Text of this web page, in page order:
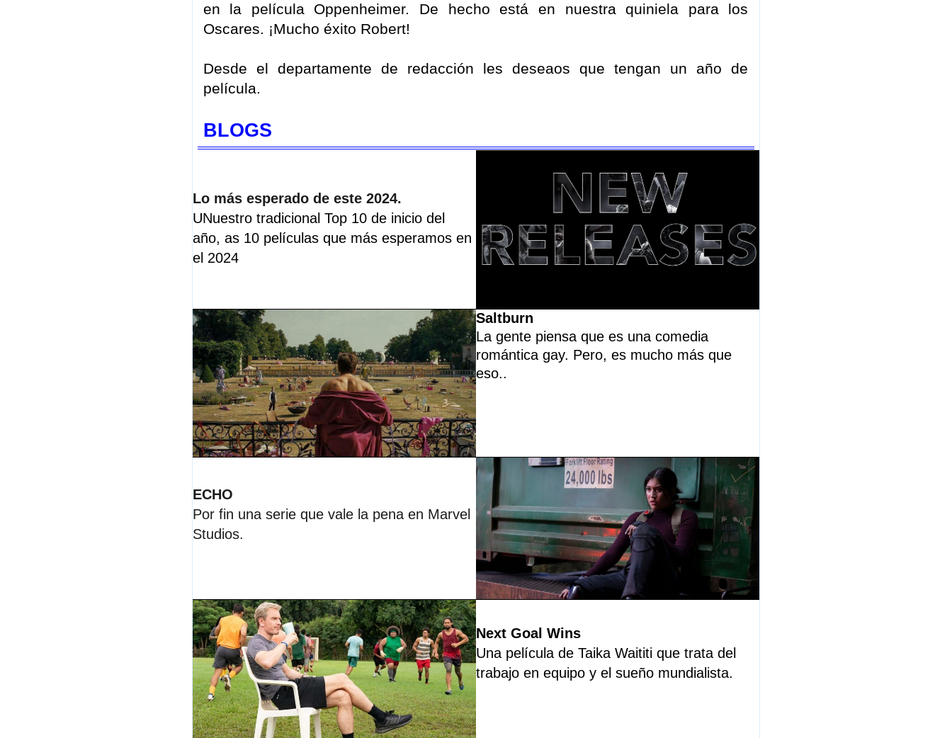
en la película Oppenheimer. De hecho está en nuestra quiniela para los
Oscares. ¡Mucho éxito Robert!
Desde el departamente de redacción les deseaos que tengan un año de
película.
BLOGS
Lo más esperado de este 2024.
UNuestro tradicional Top 10 de inicio del
año, as 10 películas que más esperamos en
el 2024
Saltburn
La gente piensa que es una comedia
romántica gay. Pero, es mucho más que
eso..
ECHO
Por fin una serie que vale la pena en Marvel
Studios.
Next Goal Wins
Una película de Taika Waititi que trata del
trabajo en equipo y el sueño mundialista.